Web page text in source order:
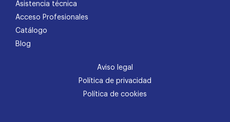
Asistencia técnica
Acceso Profesionales
Catálogo
Blog
Aviso legal
Política de privacidad
Política de cookies